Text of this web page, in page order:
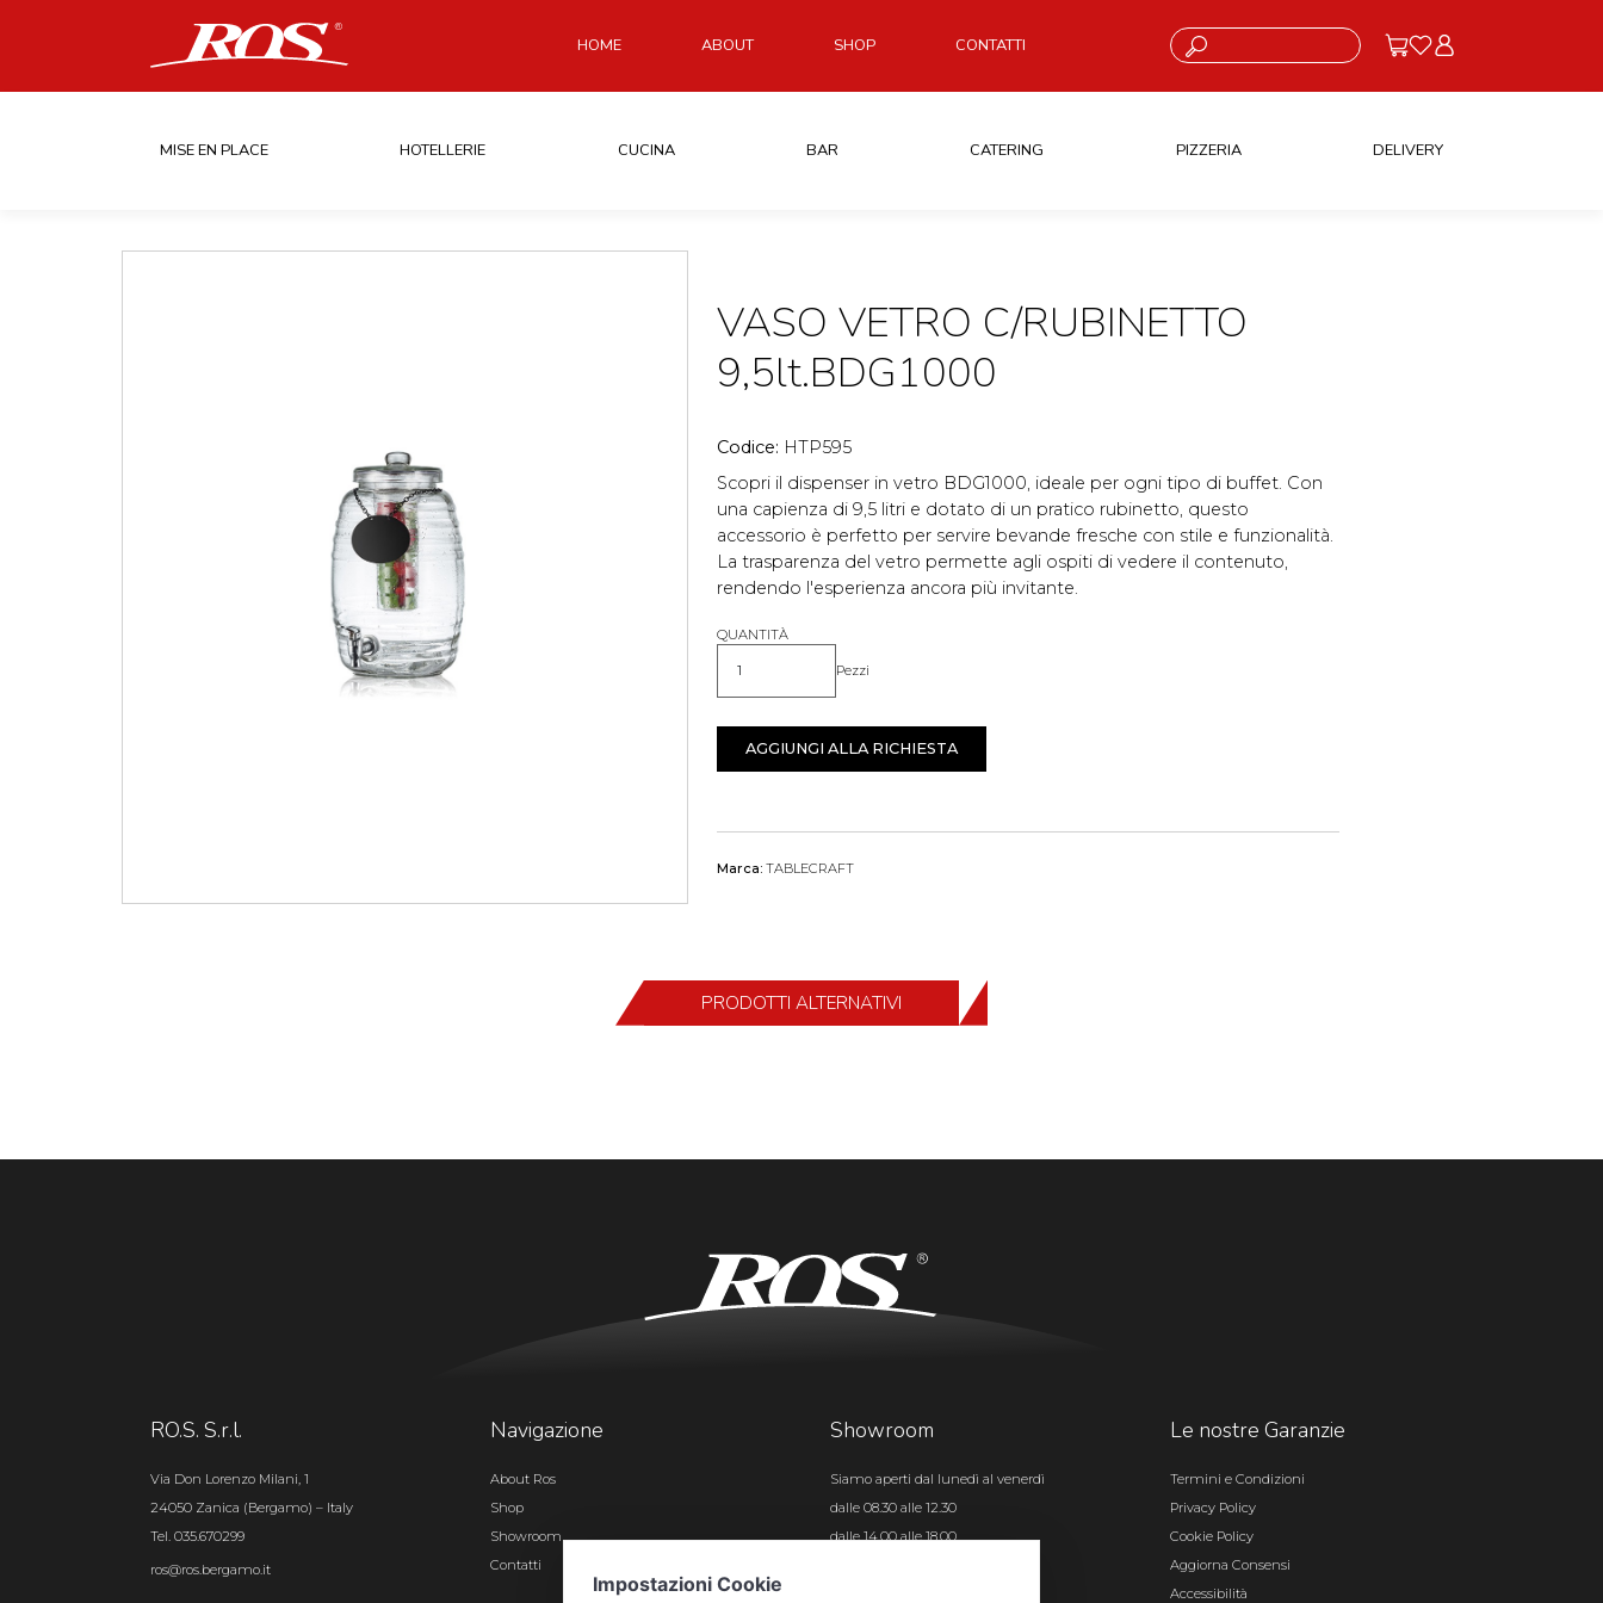
HOME ABOUT SHOP CONTATTI Cosa stai cercando?
MISE EN PLACE HOTELLERIE CUCINA BAR CATERING PIZZERIA DELIVERY
VASO VETRO C/RUBINETTO
9,5lt.BDG1000
Codice: HTP595
Scopri il dispenser in vetro BDG1000, ideale per ogni tipo di buffet. Con
una capienza di 9,5 litri e dotato di un pratico rubinetto, questo
accessorio è perfetto per servire bevande fresche con stile e funzionalità.
La trasparenza del vetro permette agli ospiti di vedere il contenuto,
rendendo l'esperienza ancora più invitante.
QUANTITÀ
Quantità Pezzi
AGGIUNGI ALLA RICHIESTA
Marca: TABLECRAFT
PRODOTTI ALTERNATIVI
RO.S. S.r.l.
Via Don Lorenzo Milani, 1
24050 Zanica (Bergamo) – Italy
Tel. 035.670299
ros@ros.bergamo.it
Navigazione
About Ros
Shop
Showroom
Contatti
Showroom
Siamo aperti dal lunedì al venerdì
dalle 08.30 alle 12.30
dalle 14.00 alle 18.00
Le nostre Garanzie
Termini e Condizioni
Privacy Policy
Cookie Policy
Aggiorna Consensi
Accessibilità